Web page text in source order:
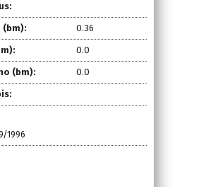
(bm): 0.36
0.0
(bm): 0.0
1996